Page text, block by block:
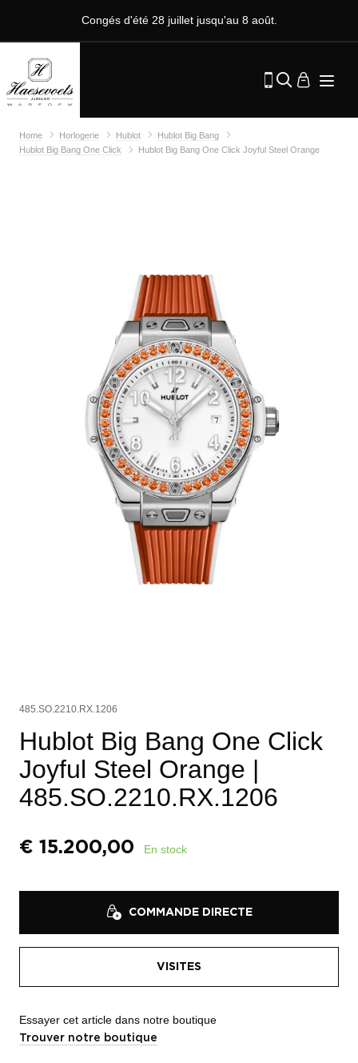
Congés d'été 28 juillet jusqu'au 8 août.
Home Horlogerie Hublot
Hublot Big Bang
Hublot Big Bang One Click
Hublot Big Bang One Click Joyful Steel Orange
485.SO.2210.RX.1206
Hublot Big Bang One Click
Joyful Steel Orange |
485.SO.2210.RX.1206
€ 15.200,00 En stock
COMMANDE DIRECTE
VISITES
Essayer cet article dans notre boutique
Trouver notre boutique